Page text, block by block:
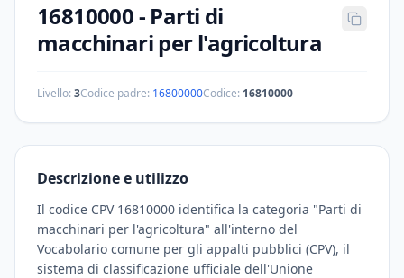
16810000- Parti di
macchinari per l'agricoltura
Livello:3Codice padre: 16800000Codice: 16810000
Descrizione e utilizzo
Il codice CPV 16810000 identifica la categoria "Parti di
macchinari per l'agricoltura" all'interno del
Vocabolario comune per gli appalti pubblici (CPV), il
sistema di classificazione ufficiale dell'Unione